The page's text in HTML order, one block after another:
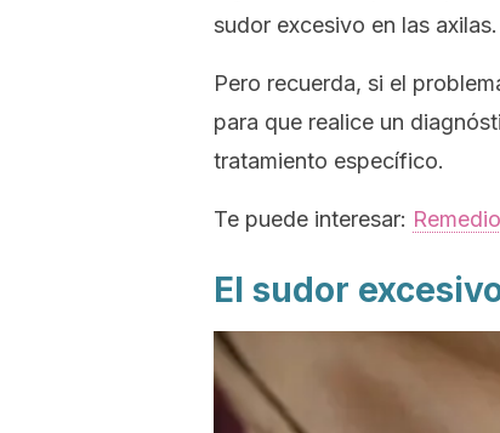
sudor excesivo en las axilas.
Pero recuerda, si el
para que realice un
tratamiento específico.
Te puede interesar:
El sudor